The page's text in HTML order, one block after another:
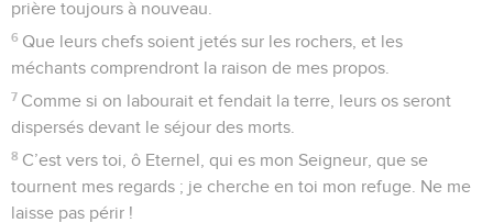
prière toujours à nouveau.
6 Que leurs chefs soient jetés sur les rochers, et les
méchants comprendront la raison de mes propos.
7 Comme si on labourait et fendait la terre, leurs os seront
dispersés devant le séjour des morts.
8 C’est vers toi, ô Eternel, qui es mon Seigneur, que se
tournent mes regards ; je cherche en toi mon refuge. Ne me
laisse pas périr !